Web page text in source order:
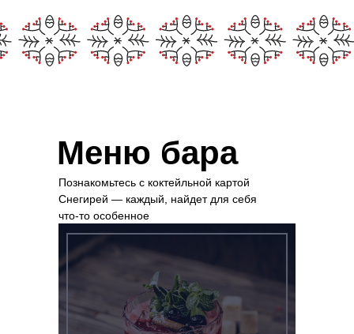
Меню бара
Познакомьтесь с коктейльной картой
Снегирей — каждый, найдет для себя
что-то особенное